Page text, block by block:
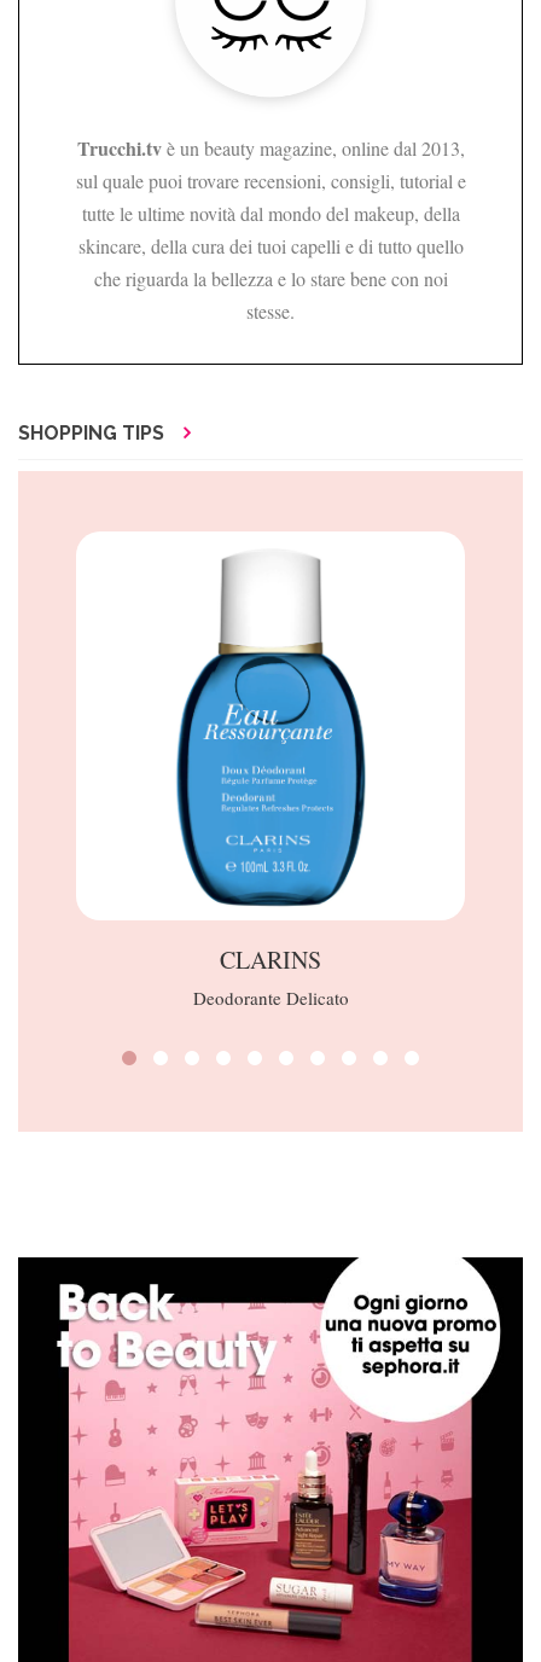
Trucchi.tvè un beauty magazine, online dal 2013,
sul quale puoi trovare recensioni, consigli, tutorial e
tutte le ultime novità dal mondo del makeup, della
skincare, della cura dei tuoi capelli e di tutto quello
che riguarda la bellezza e lo stare bene con noi
stesse.
SHOPPING TIPS
CLARINS
Deodorante Delicato